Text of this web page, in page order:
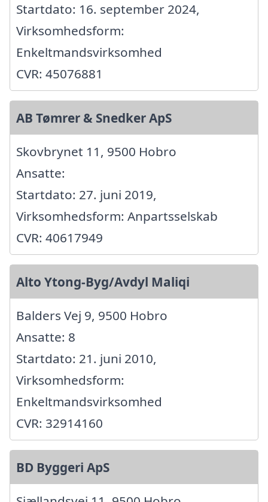
Startdato: 16. september 2024,
Virksomhedsform:
Enkeltmandsvirksomhed
CVR: 45076881
AB Tømrer & Snedker ApS
Skovbrynet 11, 9500 Hobro
Ansatte:
Startdato: 27. juni 2019,
Virksomhedsform: Anpartsselskab
CVR: 40617949
Alto Ytong-Byg/Avdyl Maliqi
Balders Vej 9, 9500 Hobro
Ansatte: 8
Startdato: 21. juni 2010,
Virksomhedsform:
Enkeltmandsvirksomhed
CVR: 32914160
BD Byggeri ApS